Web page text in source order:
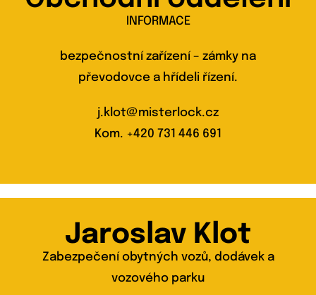
INFORMACE
bezpečnostní zařízení – zámky na
převodovce a hřídeli řízení.
j.klot@misterlock.cz
Kom. +420 731 446 691
Jaroslav Klot
Zabezpečení obytných vozů, dodávek a
vozového parku